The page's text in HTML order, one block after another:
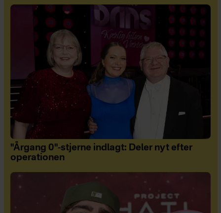
"Årgang 0"-stjerne indlagt: Deler nyt efter
operationen